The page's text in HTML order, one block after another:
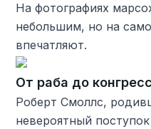
На фотографиях
небольшим, но на
впечатляют.
От раба до
Роберт Смоллс,
невероятный